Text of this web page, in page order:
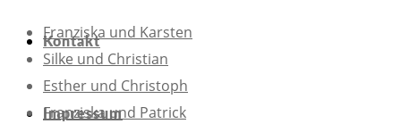
Kontakt
Impressum
Franziska und Karsten
Silke und Christian
Esther und Christoph
Franziska und Patrick